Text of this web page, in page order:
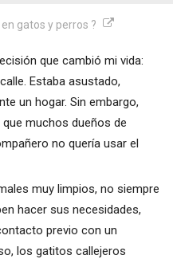
gatos y perros ?
que cambió mi vida:
Estaba asustado,
un hogar. Sin embargo,
muchos dueños de
no quería usar el
muy limpios, no siempre
hacer sus necesidades,
previo con un
los gatitos callejeros